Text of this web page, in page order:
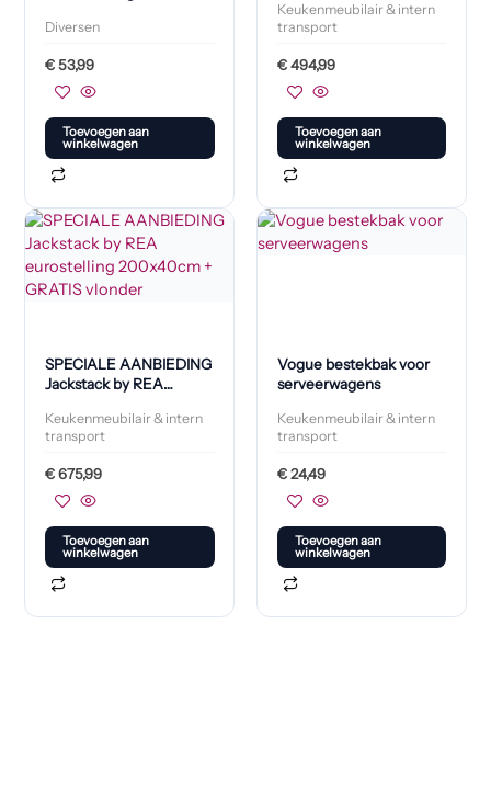
1500 x 900mm
Diversen
€53,99
Toevoegen aan
winkelwagen
handsfree
Keukenmeubilair & intern
transport
€494,99
Toevoegen aan
winkelwagen
SPECIALE AANBIEDING
Jackstack by REA
GRATIS vlonder
Keukenmeubilair & intern
transport
€675,99
Toevoegen aan
winkelwagen
Vogue bestekbak voor
serveerwagens
Keukenmeubilair & intern
transport
€24,49
Toevoegen aan
winkelwagen